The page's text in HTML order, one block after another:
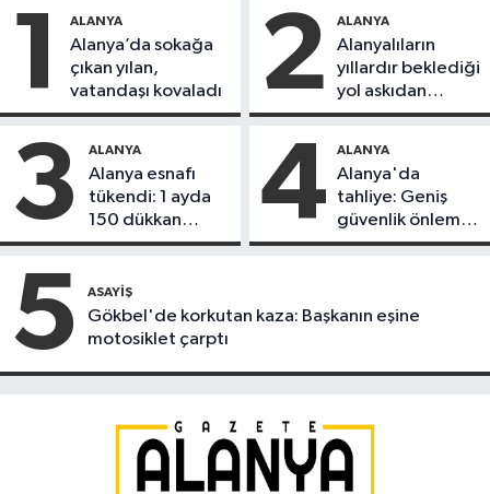
1 ALANYA
Alanya’da sokağa
çıkan yılan,
vatandaşı kovaladı
2 ALANYA
Alanyalıların
yıllardır beklediği
yol askıdan
döndü
3 ALANYA
Alanya esnafı
tükendi: 1 ayda
150 dükkan
kapandı
4 ALANYA
Alanya'da
tahliye: Geniş
güvenlik önlemi
alındı
5 ASAYIŞ
Gökbel'de korkutan kaza: Başkanın eşine
motosiklet çarptı